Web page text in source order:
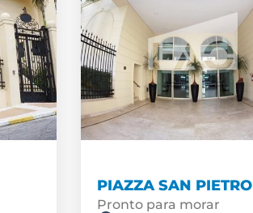
PIAZZA SAN PIETRO
Pronto para morar